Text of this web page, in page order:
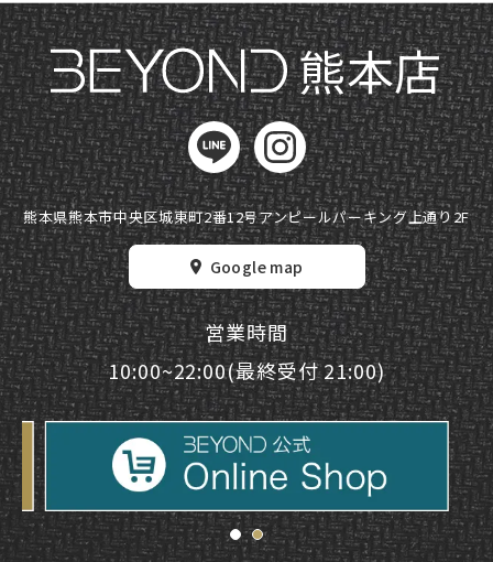
熊本店
熊本県熊本市中央区城東町2番12号アンピールパーキング上通り2F
Google map
営業時間
10:00~22:00(最終受付 21:00)